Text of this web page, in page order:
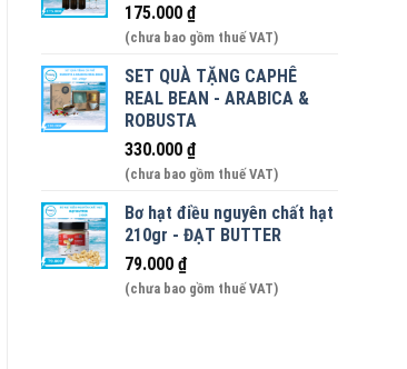
175.000 ₫
(chưa bao gồm thuế VAT)
SET QUÀ TẶNG CAPHÊ
REAL BEAN - ARABICA &
ROBUSTA
330.000 ₫
(chưa bao gồm thuế VAT)
Bơ hạt điều nguyên chất hạt
210gr - ĐẠT BUTTER
79.000 ₫
(chưa bao gồm thuế VAT)